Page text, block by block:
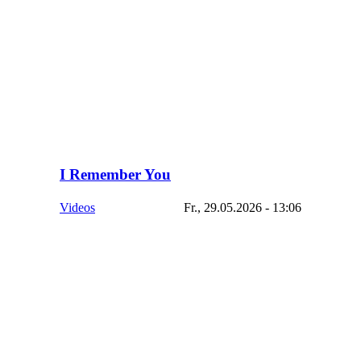
I Remember You
Videos Fr., 29.05.2026 - 13:06